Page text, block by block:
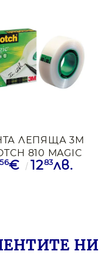
ЛЕПЯЩА 3M
810 MAGIC
19ММ/33М
56€ 1283лв.
НИ